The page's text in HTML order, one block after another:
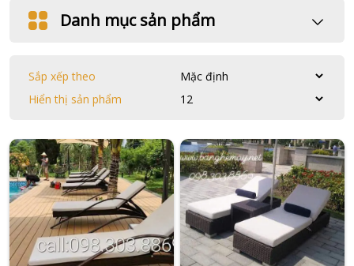
Danh mục sản phẩm
Sắp xếp theo
Hiển thị sản phẩm